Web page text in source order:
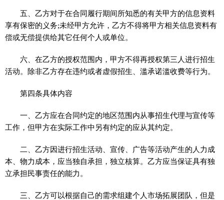
五、乙方对于在合同履行期间所知悉的有关甲方的信息资料
享有保密的义务;未经甲方允许，乙方不得将甲方相关信息资料有
偿或无偿提供给其它任何个人或单位。
六、在乙方的授权范围内，甲方不得再授权第三人进行招生
活动。除非乙方存在违约或者虚假招生、滥承诺滥收费等行为。
第四条具体内容
一、乙方应在合同约定的地区范围内从事招生代理与宣传等
工作，但甲方在实际工作中另有约定的应从其约定。
二、乙方因进行招生活动、宣传、广告等活动产生的人力成
本、物力成本，应当独自承担，独立核算。乙方应当保证具有独
立承担民事责任的能力。
三、乙方可以根据自己的需求组建个人市场拓展团队，但是